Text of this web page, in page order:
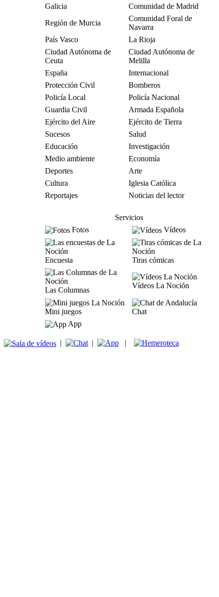
Galicia
Comunidad de Madrid
Región de Murcia
Comunidad Foral de
Navarra
País Vasco
La Rioja
Ciudad Autónoma de
Ceuta
Ciudad Autónoma de
Melilla
España
Internacional
Protección Civil
Bomberos
Policía Local
Policía Nacional
Guardia Civil
Armada Española
Ejército del Aire
Ejército de Tierra
Sucesos
Salud
Educación
Investigación
Medio ambiente
Economía
Deportes
Arte
Cultura
Iglesia Católica
Reportajes
Noticias del lector
Servicios
Fotos
Vídeos
Encuesta Tiras cómicas
Las Columnas
Vídeos La Noción
Mini juegos
Chat
App
| | |